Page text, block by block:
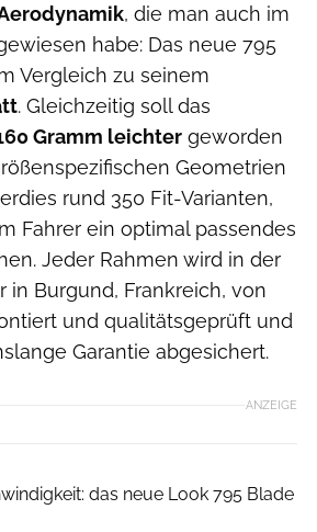
, die man auch im
habe: Das neue 795
Vergleich zu seinem
. Gleichzeitig soll das
Gramm leichter geworden
Geometrien
rund 350 Fit-Varianten,
Fahrer ein optimal passendes
Jeder Rahmen wird in der
in Burgund, Frankreich, von
und qualitätsgeprüft und
Garantie abgesichert.
ANZEIGE
das neue Look 795 Blade